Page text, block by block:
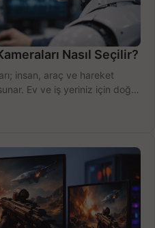
Nasıl Seçilir?
insan, araç ve hareket
Ev ve iş yeriniz için doğru